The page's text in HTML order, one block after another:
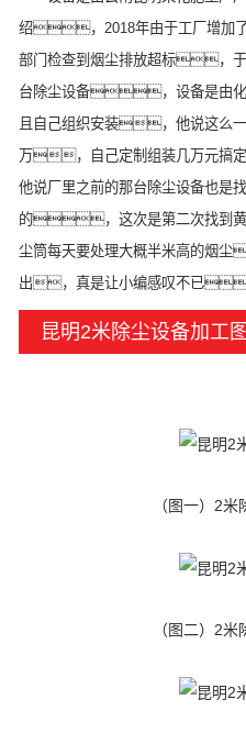
绍，2018年由于工厂增加
部门检查到烟尘排放超标，于
台除尘设备，设备是由
且自己组织安装，他说这么
万，自己定制组装几万元搞
他说厂里之前的那台除尘设备也是
的，这次是第二次找到
尘筒每天要处理大概半米高的烟
出，真是让小编感叹不已
昆明2米除尘设备加工图
（图一）2米
（图二）2